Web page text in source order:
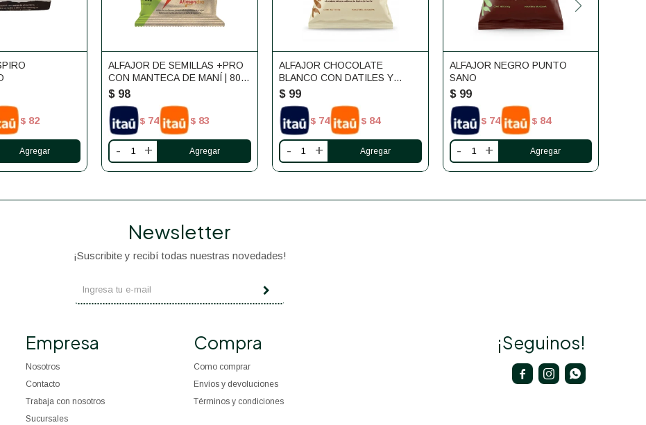
$ 82
ALFAJOR DE SEMILLAS +PRO
CON MANTECA DE MANÍ | 80
G | ALIMENDRA
$ 98
$ 74 $ 83
- +
ALFAJOR CHOCOLATE
BLANCO CON DATILES Y
FRUTOS SECOS PUNTO
SANO
$ 99
$ 74 $ 84
- +
ALFAJOR NEGRO PUNTO
SANO
$ 99
$ 74 $ 84
- +
Empresa
Nosotros
Contacto
Trabaja con nosotros
Sucursales
Compra
Como comprar
Envíos y devoluciones
Términos y condiciones
Newsletter
¡Suscribite y recibí todas nuestras novedades!
¡Seguinos!
  